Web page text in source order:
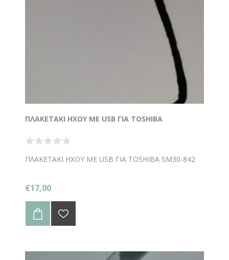
ΠΛΑΚΕΤΑΚΙ ΗΧΟΥ ΜΕ USB ΓΙΑ TOSHIBA
ΠΛΑΚΕΤΑΚΙ ΗΧΟΥ ΜΕ USB ΓΙΑ TOSHIBA SM30-842
€17,00